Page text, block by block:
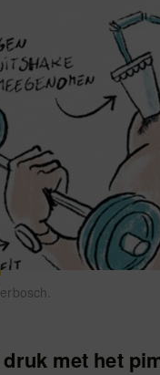
met het